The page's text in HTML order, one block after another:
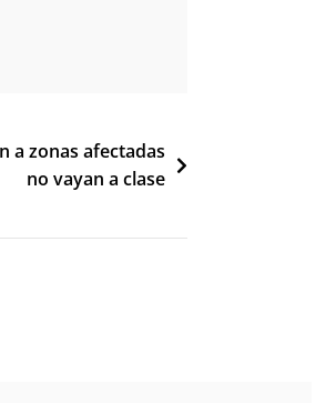
a zonas afectadas
no vayan a clase